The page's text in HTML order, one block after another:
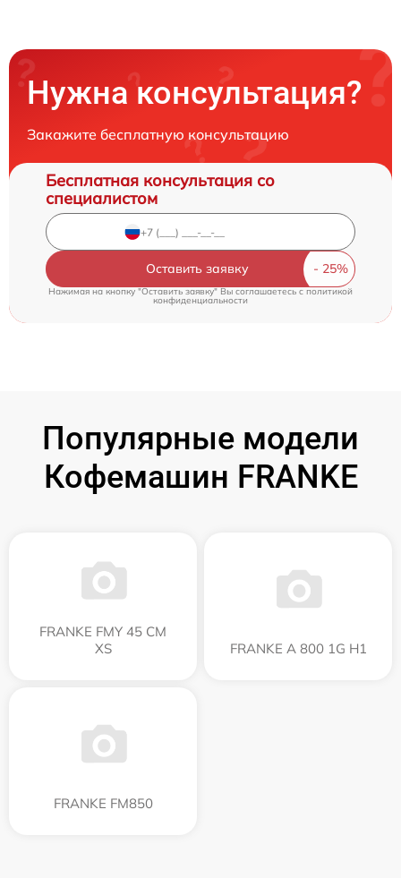
Нужна консультация?
Закажите бесплатную консультацию
Бесплатная консультация со
специалистом
Оставить заявку
Нажимая на кнопку "Оставить заявку" Вы соглашаетесь cполитикой
конфиденциальности
Популярные модели
Кофемашин FRANKE
FRANKE FMY 45 CM
XS
FRANKE A 800 1G H1
FRANKE FM850